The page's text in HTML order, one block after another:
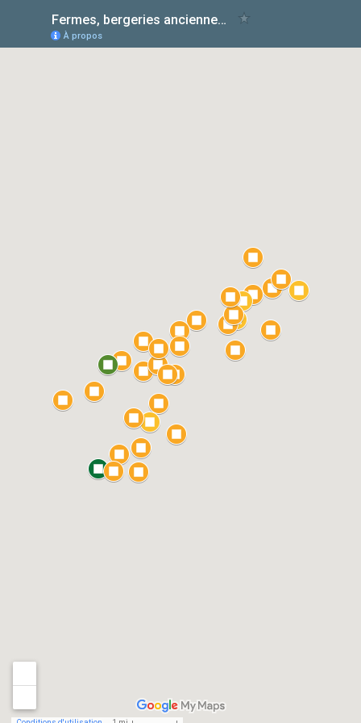
Fermes, bergeries anciennes du massif de la Clape | Commune de Gruissan
À propos